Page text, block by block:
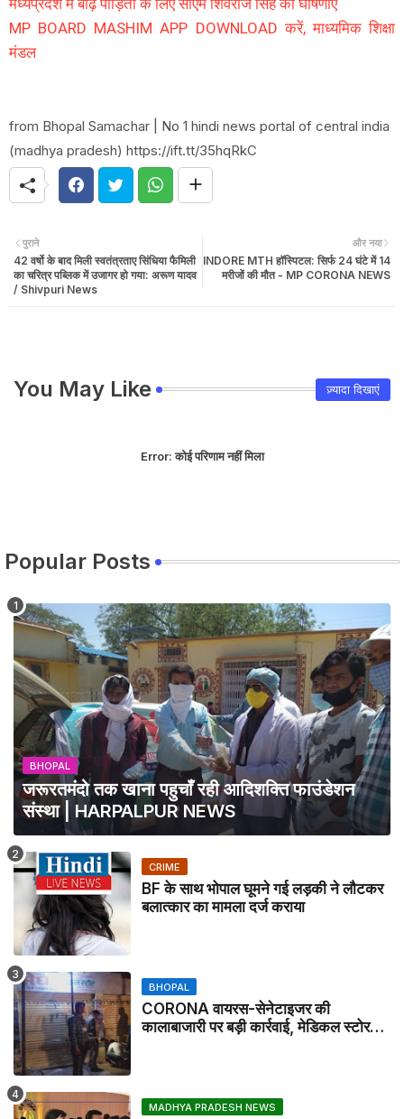
MP BOARD MASHIM APP DOWNLOAD करें, माध्यमिक शिक्षा
मंडल
from Bhopal Samachar | No 1 hindi news portal of central india
(madhya pradesh) https://ift.tt/35hqRkC
और नया
INDORE MTH हॉस्पिटल: सिर्फ 24 घंटे में 14
मरीजों की मौत - MP CORONA NEWS
पुराने
42 वर्षो के बाद मिली स्वतंत्रताए सिंधिया फैमिली
का चरित्र पब्लिक में उजागर हो गया: अरूण यादव
/ Shivpuri News
You May Like ज़्यादा दिखाएं
Error:कोई परिणाम नहीं मिला
Popular Posts
BHOPAL
जरूरतमंदो तक खाना पहुचाँ रही आदिशक्ति फाउंडेशन
संस्था | HARPALPUR NEWS
CRIME
BF के साथ भोपाल घूमने गई लड़की ने लौटकर
बलात्कार का मामला दर्ज कराया
BHOPAL
CORONA वायरस-सेनेटाइजर की
कालाबाजारी पर बड़ी कार्रवाई, मेडिकल स्टोर
MADHYA PRADESH NEWS